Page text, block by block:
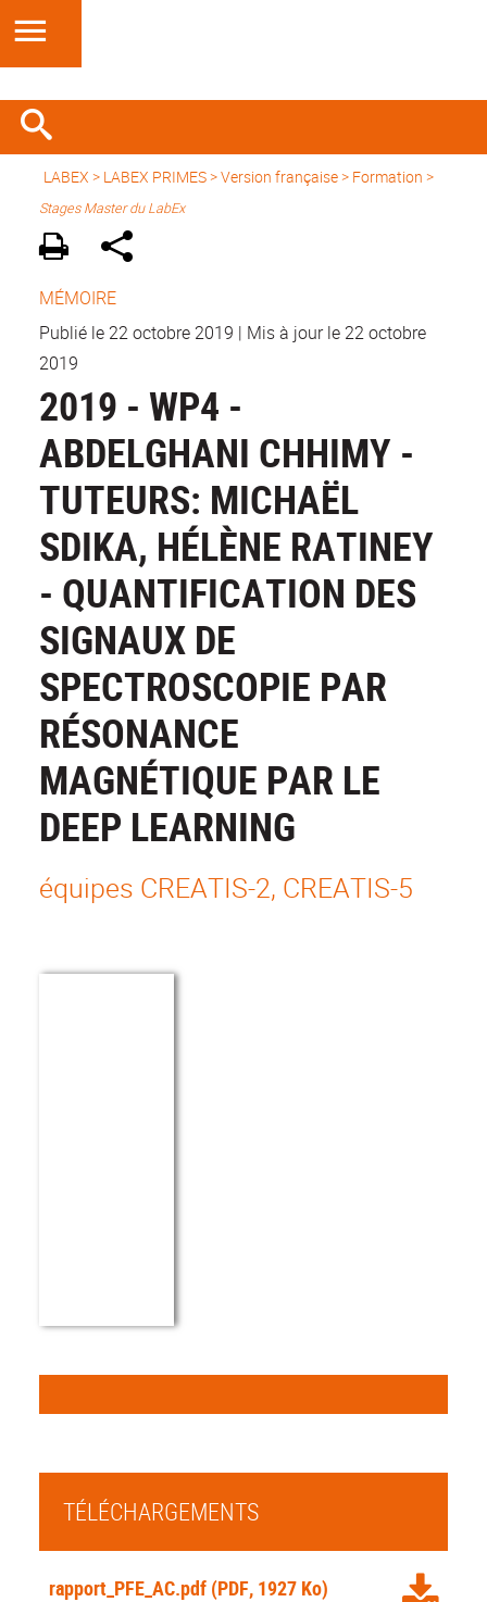
LABEX > LABEX PRIMES>Version française> Formation >
Stages Master du LabEx
MÉMOIRE
Publié le 22 octobre 2019 | Mis à jour le 22 octobre
2019
2019 - WP4 -
ABDELGHANI CHHIMY -
TUTEURS: MICHAËL
SDIKA, HÉLÈNE RATINEY
- QUANTIFICATION DES
SIGNAUX DE
SPECTROSCOPIE PAR
RÉSONANCE
MAGNÉTIQUE PAR LE
DEEP LEARNING
équipes CREATIS-2, CREATIS-5
TÉLÉCHARGEMENTS
rapport_PFE_AC.pdf (PDF, 1927 Ko)